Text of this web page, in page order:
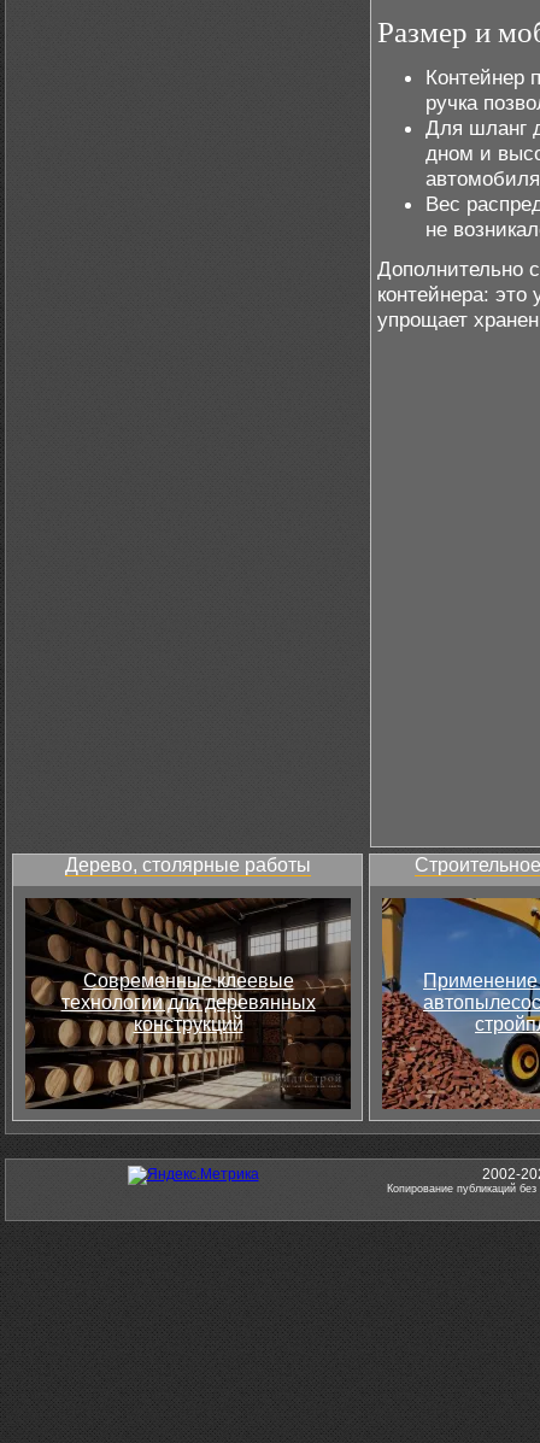
Размер и
Контейнер
ручка
Для шланг
дном и
Вес
не
Дополнительно
контейнера: это
упрощает
Дерево, столярные работы
Современные клеевые
технологии для деревянных
конструкций
Применение
2002-
Копирование публикаций